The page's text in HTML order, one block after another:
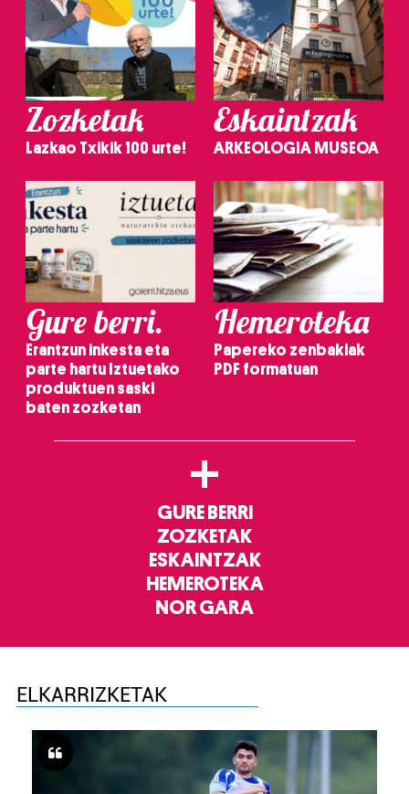
Zozketak
Lazkao Txikik 100 urte!
Eskaintzak
ARKEOLOGIA MUSEOA
Gure berri.
Erantzun inkesta eta
parte hartu Iztuetako
produktuen saski
baten zozketan
Hemeroteka
Papereko zenbakiak
PDF formatuan
+
GURE BERRI
ZOZKETAK
ESKAINTZAK
HEMEROTEKA
NOR GARA
ELKARRIZKETAK